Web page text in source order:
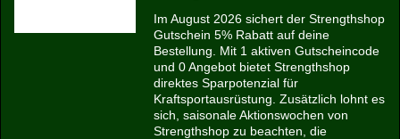
Im August 2026 sichert der Strengthshop
Gutschein 5% Rabatt auf deine
Bestellung. Mit 1 aktiven Gutscheincode
und 0 Angebot bietet Strengthshop
direktes Sparpotenzial für
Kraftsportausrüstung. Zusätzlich lohnt es
sich, saisonale Aktionswochen von
Strengthshop zu beachten, die